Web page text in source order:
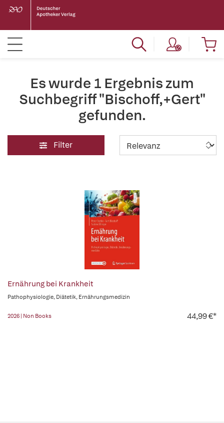
Es wurde 1 Ergebnis zum
Suchbegriff "Bischoff,+Gert"
gefunden.
Filter
Ernährung bei Krankheit
Pathophysiologie, Diätetik, Ernährungsmedizin
2026 | Non Books 44,99 €*